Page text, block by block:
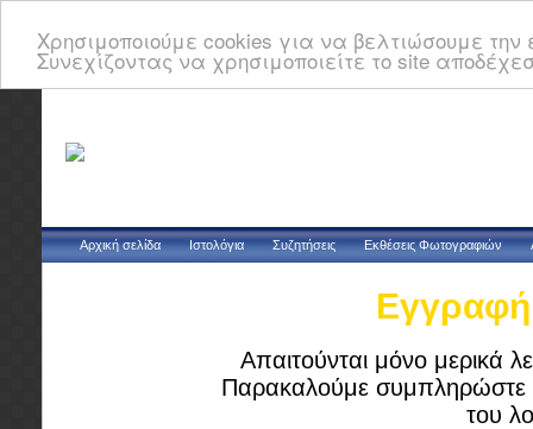
Χρησιμοποιούμε cookies για να βελτιώσουμε
Συνεχίζοντας να χρησιμοποιείτε το site
Αρχική σελίδα Ιστολόγια Συζητήσεις Εκθέσεις Φωτογραφιών
Εγγραφή
Απαιτούνται μόνο μερικά
Παρακαλούμε συμπληρώστε
του